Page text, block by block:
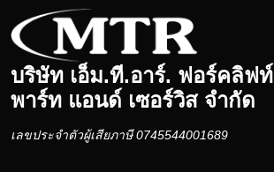
บริษัท เอ็ม.ที.อาร์. ฟอร์คลิฟท์
พาร์ท แอนด์ เซอร์วิส จำกัด
เลขประจำตัวผู้เสียภาษี 0745544001689